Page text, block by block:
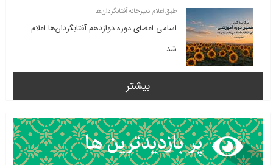
طبق اعلام دبیرخانه آفتابگردان‌ها
اسامی اعضای دوره دوازدهم آفتابگردان‌ها اعلام
شد
بیشتر